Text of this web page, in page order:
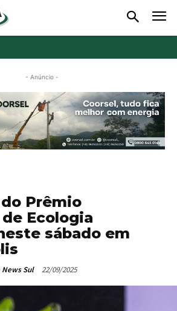
- Anúncio -
do Prêmio
Ecologia
sábado em
Sul 22/09/2025